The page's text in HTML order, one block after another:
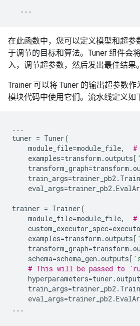
...
在此函数中，您可以定义模型和超参
于调节的目标和算法。Tuner 组件会
入，调节超参数，然后发出最佳结果。
Trainer 可以将 Tuner 的输出超参数
模块代码中使用它们。流水线定义如
...
tuner = Tuner(
module_file=module_file,
#
examples=transform .outputs[
transform_graph=transform .
train_args=trainer_pb2.
eval_args=trainer_pb2.
trainer = Trainer(
module_file=module_file,
#
custom_executor_spec=
examples=transform .outputs[
transform_graph=transform .
schema=schema_gen .outputs[
# This will be passed to
hyperparameters=tuner .
train_args=trainer_pb2.
eval_args=trainer_pb2.
...